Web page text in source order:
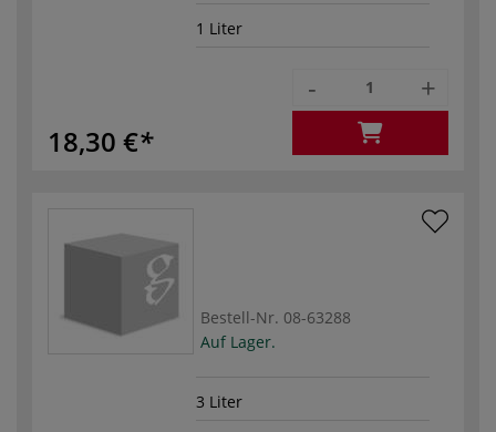
1 Liter
18,30 €
- +
Bestell-Nr. 08-63288
Auf Lager.
3 Liter